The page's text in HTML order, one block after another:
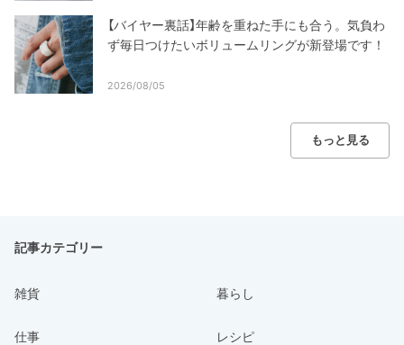
【バイヤー裏話】年齢を重ねた手にも合う。気負わ
ず毎日つけたいボリュームリングが新登場です！
2026/08/05
もっと見る
記事カテゴリー
雑貨 暮らし
仕事 レシピ